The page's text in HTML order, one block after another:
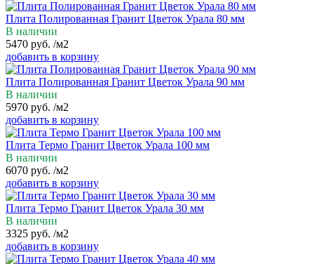
Плита Полированная Гранит Цветок Урала 80 мм
В наличии
5470 руб. /м2
добавить в корзину
Плита Полированная Гранит Цветок Урала 90 мм
В наличии
5970 руб. /м2
добавить в корзину
Плита Термо Гранит Цветок Урала 100 мм
В наличии
6070 руб. /м2
добавить в корзину
Плита Термо Гранит Цветок Урала 30 мм
В наличии
3325 руб. /м2
добавить в корзину